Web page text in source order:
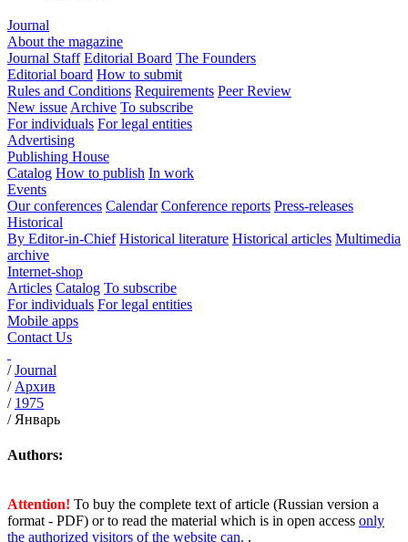
Journal
About the magazine
Journal Staff Editorial Board The Founders
Editorial board How to submit
Rules and Conditions Requirements Peer Review
New issue Archive To subscribe
For individuals For legal entities
Advertising
Publishing House
Catalog How to publish In work
Events
Our conferences Calendar Conference reports Press-releases
Historical
By Editor-in-Chief Historical literature Historical articles Multimedia
archive
Internet-shop
Articles Catalog To subscribe
For individuals For legal entities
Mobile apps
Contact Us
/Journal
/ Архив
/ 1975
/ Январь
Authors:
Attention! To buy the complete text of article (Russian version a
format - PDF) or to read the material which is in open access only
the authorized visitors of the website can. .